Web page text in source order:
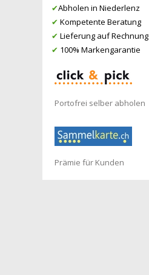
✔Abholen in Niederlenz
✔ Kompetente Beratung
✔ Lieferung auf Rechnung
✔ 100% Markengarantie
Portofrei selber abholen
Prämie für Kunden